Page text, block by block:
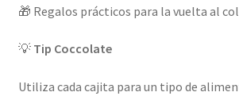
🎁 Regalos prácticos para la vuelta al
💡 Tip Coccolate
Utiliza cada cajita para un tipo de